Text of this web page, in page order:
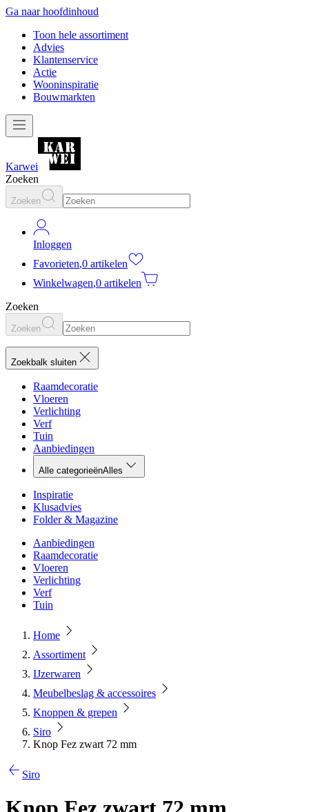
Ga naar hoofdinhoud
Toon hele assortiment
Advies
Klantenservice
Actie
Wooninspiratie
Bouwmarkten
Karwei
Zoeken
Zoeken
Inloggen
Favorieten,0 artikelen
Winkelwagen,0 artikelen
Zoeken
Zoeken
Zoekbalk sluiten
Raamdecoratie
Vloeren
Verlichting
Verf
Tuin
Aanbiedingen
Alle categorieënAlles
Inspiratie
Klusadvies
Folder & Magazine
Aanbiedingen
Raamdecoratie
Vloeren
Verlichting
Verf
Tuin
Home
Assortiment
IJzerwaren
Meubelbeslag & accessoires
Knoppen & grepen
Siro
Knop Fez zwart 72 mm
Siro